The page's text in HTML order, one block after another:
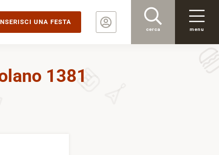
UNA FESTA
cerca menu
1381